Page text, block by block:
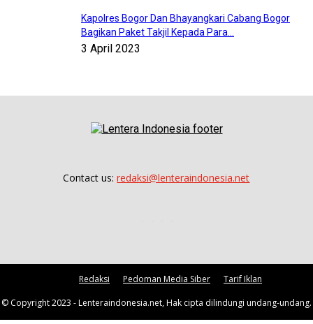
Kapolres Bogor Dan Bhayangkari Cabang Bogor
Bagikan Paket Takjil Kepada Para...
3 April 2023
Contact us:redaksi@lenteraindonesia.net
Redaksi Pedoman Media Siber
Tarif Iklan
© Copyright 2023 - Lenteraindonesia.net, Hak cipta dilindungi undang-undang.